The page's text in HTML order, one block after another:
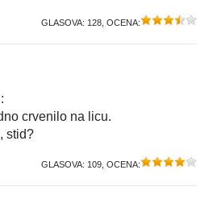
GLASOVA: 128 , OCENA:
crvenilo na licu.
stid?
GLASOVA: 109 , OCENA: